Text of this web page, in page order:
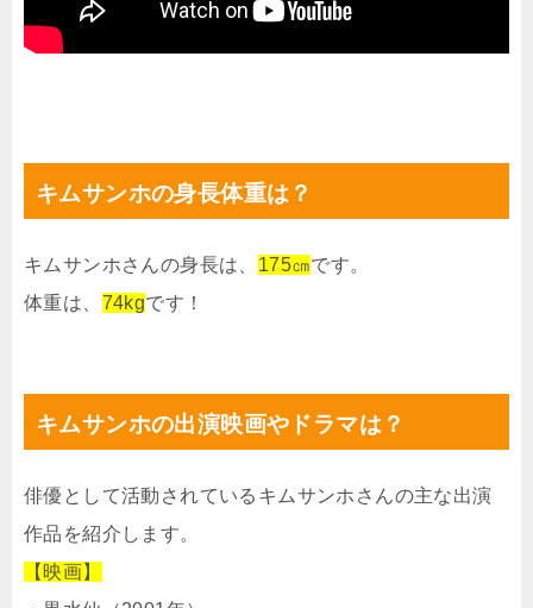
キムサンホの身長体重は？
キムサンホさんの身長は、 175㎝です。
体重は、 74kgです！
キムサンホの出演映画やドラマは？
俳優として活動されているキムサンホさんの主な出演
作品を紹介します。
【映画】